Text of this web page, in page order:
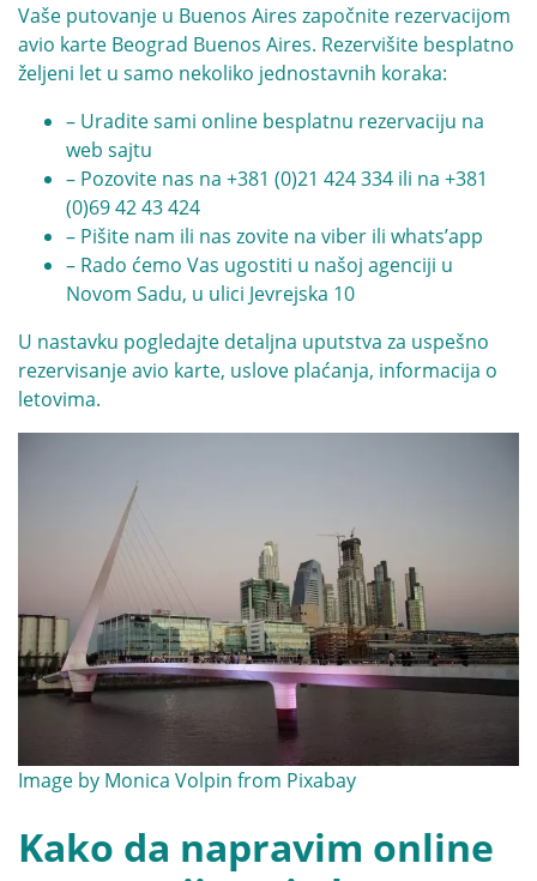
Vaše putovanje u Buenos Aires započnite rezervacijom
avio karte Beograd Buenos Aires. Rezervišite besplatno
željeni let u samo nekoliko jednostavnih koraka:
– Uradite sami online besplatnu rezervaciju na
web sajtu
– Pozovite nas na +381 (0)21 424 334 ili na +381
(0)69 42 43 424
– Pišite nam ili nas zovite na viber ili whats’app
– Rado ćemo Vas ugostiti u našoj agenciji u
Novom Sadu, u ulici Jevrejska 10
U nastavku pogledajte detaljna uputstva za uspešno
rezervisanje avio karte, uslove plaćanja, informacija o
letovima.
Image by Monica Volpin from Pixabay
Kako da napravim online